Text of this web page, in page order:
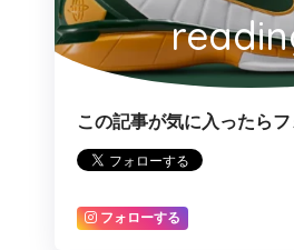
この記事が気に入ったら
フォローする